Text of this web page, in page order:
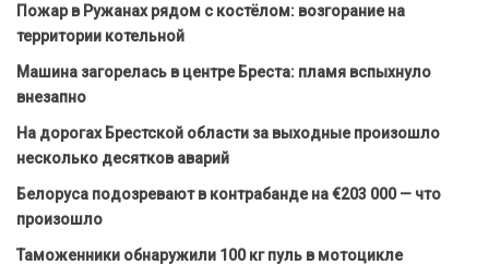
Пожар в Ружанах рядом с костёлом: возгорание на
территории котельной
Машина загорелась в центре Бреста: пламя вспыхнуло
внезапно
На дорогах Брестской области за выходные произошло
несколько десятков аварий
Белоруса подозревают в контрабанде на €203 000 — что
произошло
Таможенники обнаружили 100 кг пуль в мотоцикле